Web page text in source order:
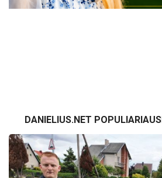
DANIELIUS.NET POPULIARIAUSI